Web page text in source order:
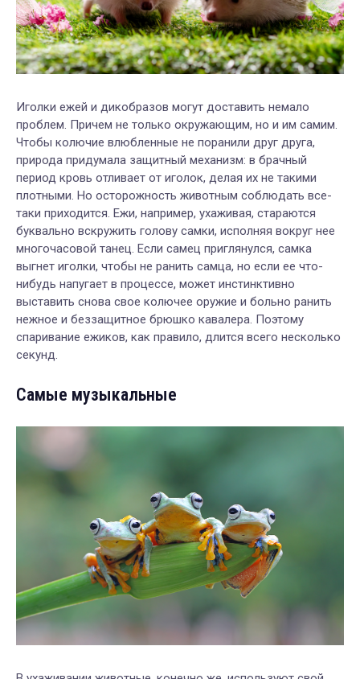
Иголки ежей и дикобразов могут доставить немало
проблем. Причем не только окружающим, но и им самим.
Чтобы колючие влюбленные не поранили друг друга,
природа придумала защитный механизм: в брачный
период кровь отливает от иголок, делая их не такими
плотными. Но осторожность животным соблюдать все-
таки приходится. Ежи, например, ухаживая, стараются
буквально вскружить голову самки, исполняя вокруг нее
многочасовой танец. Если самец приглянулся, самка
выгнет иголки, чтобы не ранить самца, но если ее что-
нибудь напугает в процессе, может инстинктивно
выставить снова свое колючее оружие и больно ранить
нежное и беззащитное брюшко кавалера. Поэтому
спаривание ежиков, как правило, длится всего несколько
секунд.
Самые музыкальные